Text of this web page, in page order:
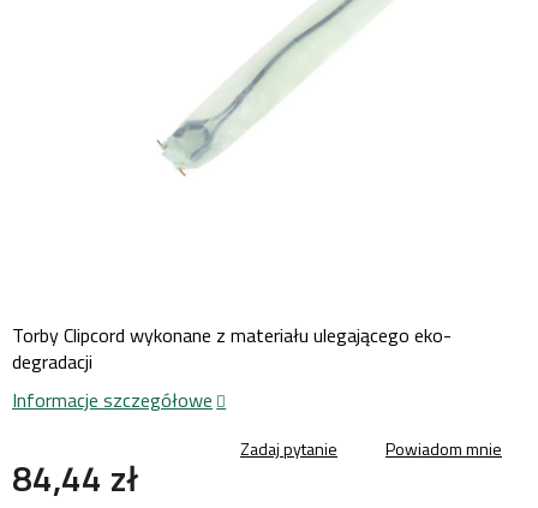
84,44 zł
Torby Clipcord wykonane z materiału ulegającego eko-
degradacji
Informacje szczegółowe
Zadaj pytanie Powiadom mnie